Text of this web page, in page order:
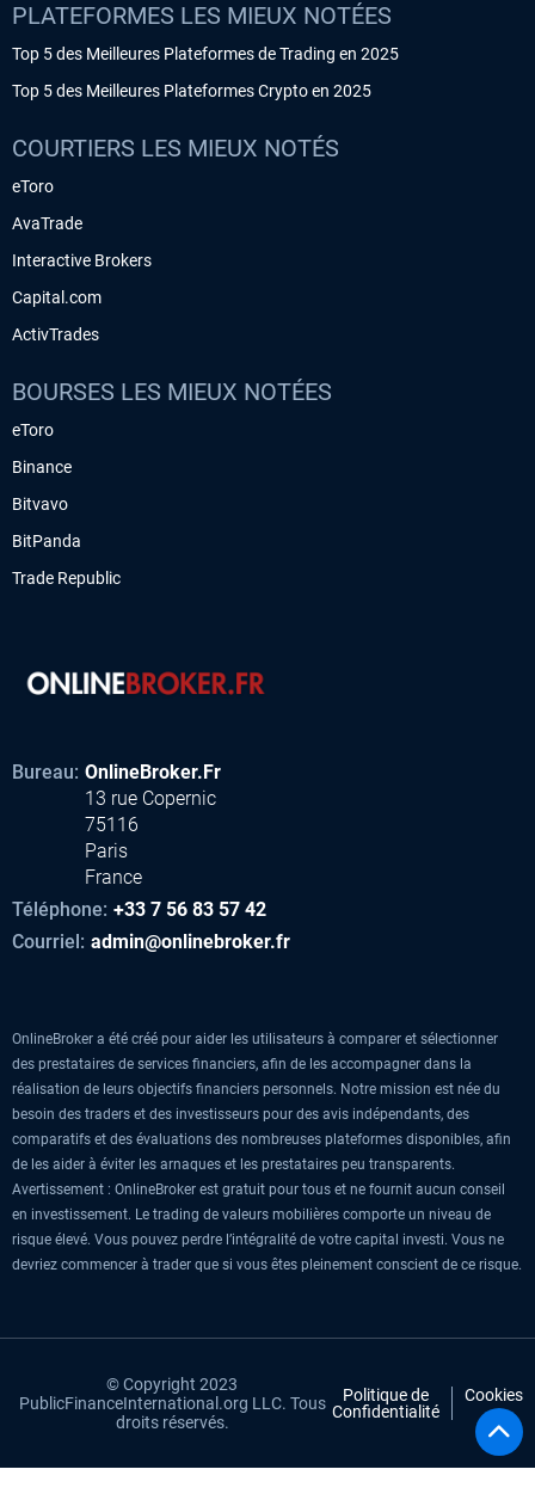
PLATEFORMES LES MIEUX NOTÉES
Top 5 des Meilleures Plateformes de Trading en 2025
Top 5 des Meilleures Plateformes Crypto en 2025
COURTIERS LES MIEUX NOTÉS
eToro
AvaTrade
Interactive Brokers
Capital.com
ActivTrades
BOURSES LES MIEUX NOTÉES
eToro
Binance
Bitvavo
BitPanda
Trade Republic
Bureau: OnlineBroker.Fr
13 rue Copernic
75116
Paris
France
Téléphone: +33 7 56 83 57 42
Courriel: admin@onlinebroker.fr
OnlineBroker a été créé pour aider les utilisateurs à comparer et sélectionner
des prestataires de services financiers, afin de les accompagner dans la
réalisation de leurs objectifs financiers personnels. Notre mission est née du
besoin des traders et des investisseurs pour des avis indépendants, des
comparatifs et des évaluations des nombreuses plateformes disponibles, afin
de les aider à éviter les arnaques et les prestataires peu transparents.
Avertissement : OnlineBroker est gratuit pour tous et ne fournit aucun conseil
en investissement. Le trading de valeurs mobilières comporte un niveau de
risque élevé. Vous pouvez perdre l’intégralité de votre capital investi. Vous ne
devriez commencer à trader que si vous êtes pleinement conscient de ce risque.
© Copyright 2023
PublicFinanceInternational.org LLC. Tous
droits réservés.
Politique de
Confidentialité
Cookies